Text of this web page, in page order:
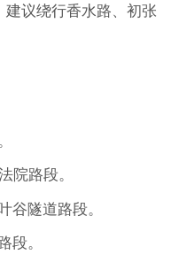
议绕行香水路、初张
院路段。
谷隧道路段。
段。